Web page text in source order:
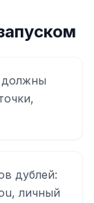
должны
дублей:
личный